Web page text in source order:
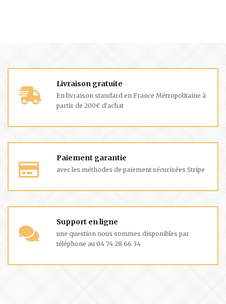
Livraison gratuite
En livraison standard en France Métropolitaine à
partir de 200€ d'achat
Paiement garantie
avec les méthodes de paiement sécurisées Stripe
Support en ligne
une question nous sommes disponibles par
téléphone au 04 74 28 66 34